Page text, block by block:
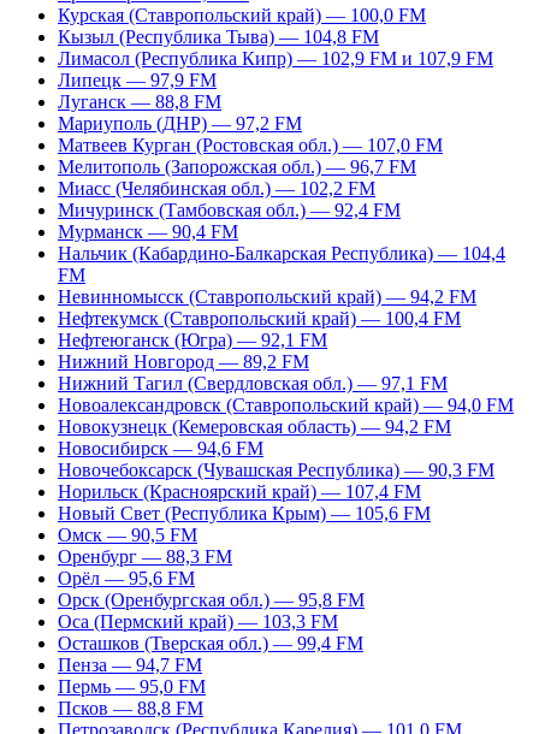
Курская (Ставропольский край) — 100,0 FM
Кызыл (Республика Тыва) — 104,8 FM
Лимасол (Республика Кипр) — 102,9 FM и 107,9 FM
Липецк — 97,9 FM
Луганск — 88,8 FM
Мариуполь (ДНР) — 97,2 FM
Матвеев Курган (Ростовская обл.) — 107,0 FM
Мелитополь (Запорожская обл.) — 96,7 FM
Миасс (Челябинская обл.) — 102,2 FM
Мичуринск (Тамбовская обл.) — 92,4 FM
Мурманск — 90,4 FM
Нальчик (Кабардино-Балкарская Республика) — 104,4
FM
Невинномысск (Ставропольский край) — 94,2 FM
Нефтекумск (Ставропольский край) — 100,4 FM
Нефтеюганск (Югра) — 92,1 FM
Нижний Новгород — 89,2 FM
Нижний Тагил (Свердловская обл.) — 97,1 FM
Новоалександровск (Ставропольский край) — 94,0 FM
Новокузнецк (Кемеровская область) — 94,2 FM
Новосибирск — 94,6 FM
Новочебоксарск (Чувашская Республика) — 90,3 FM
Норильск (Красноярский край) — 107,4 FM
Новый Свет (Республика Крым) — 105,6 FM
Омск — 90,5 FM
Оренбург — 88,3 FM
Орёл — 95,6 FM
Орск (Оренбургская обл.) — 95,8 FM
Оса (Пермский край) — 103,3 FM
Осташков (Тверская обл.) — 99,4 FM
Пенза — 94,7 FM
Пермь — 95,0 FM
Псков — 88,8 FM
Петрозаводск (Республика Карелия) — 101,0 FM